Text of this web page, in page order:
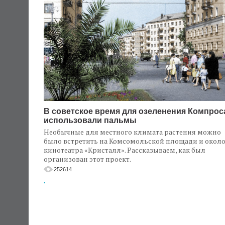
В советское время для озеленения
использовали пальмы
Необычные для местного климата растения можно
было встретить на Комсомольской площади и около
кинотеатра «Кристалл». Рассказываем, как был
организован этот проект.
252614
.